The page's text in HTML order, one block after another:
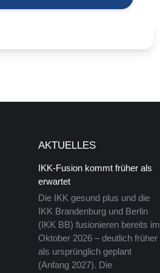
AKTUELLES
IKK-Fusion kommt früher als
erwartet
Die IKK gesund plus und die
IKK Brandenburg und Berlin
(IKK BB) fusionieren bereits im
Oktober 2026 – deutlich früher
als ursprünglich geplant
(Anfang 2027). Die